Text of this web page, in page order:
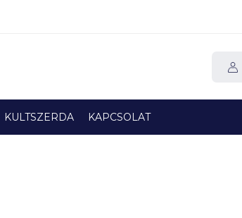
KULTSZERDA KAPCSOLAT